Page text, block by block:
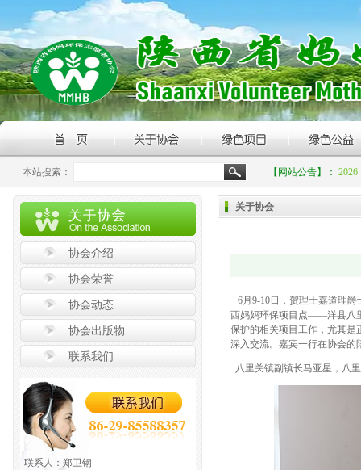
本站搜索： 【网站公告】：
协会介绍
协会荣誉
协会动态
协会出版物
联系我们
联系人：郑卫钢
关于协会
6月9-10日，贺理士嘉道理爵
西妈妈环保项目点——洋县八
保护的相关项目工作，尤其是
深入交流。嘉宾一行在协会的
八里关镇副镇长马亚星，八